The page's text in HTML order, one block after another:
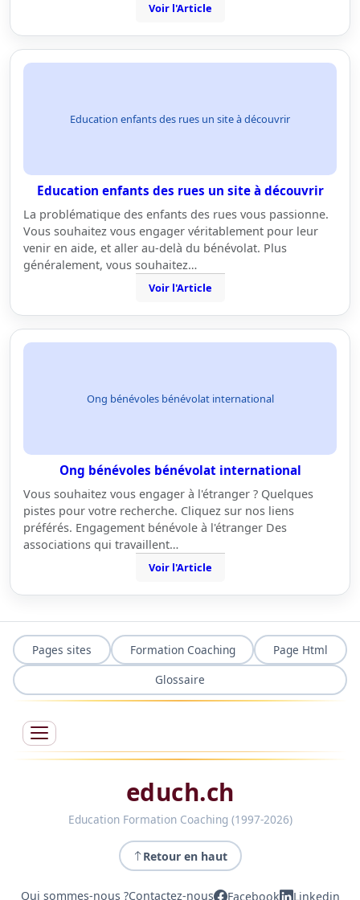
Voir l'Article
Education enfants des rues un site à découvrir
Education enfants des rues un site à découvrir
La problématique des enfants des rues vous passionne.
Vous souhaitez vous engager véritablement pour leur
venir en aide, et aller au-delà du bénévolat. Plus
généralement, vous souhaitez…
Voir l'Article
Ong bénévoles bénévolat international
Ong bénévoles bénévolat international
Vous souhaitez vous engager à l'étranger ? Quelques
pistes pour votre recherche. Cliquez sur nos liens
préférés. Engagement bénévole à l'étranger Des
associations qui travaillent…
Voir l'Article
Pages sites Formation Coaching
Page Html
Glossaire
educh.ch
Education Formation Coaching (1997-2026)
Retour en haut
Qui sommes-nous ?Contactez-nous Facebook Linkedin